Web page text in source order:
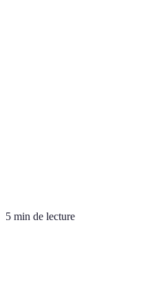
5 min de lecture